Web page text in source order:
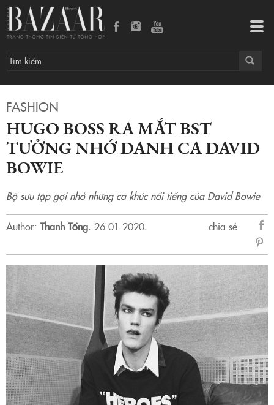
FASHION
HUGO BOSS RA MẮT BST
TƯỞNG NHỚ DANH CA DAVID
BOWIE
Bộ sưu tập gợi nhớ những ca khúc nổi tiếng của David Bowie
Author: Thanh Tống. 26-01-2020.
chia sẻ
sẻ